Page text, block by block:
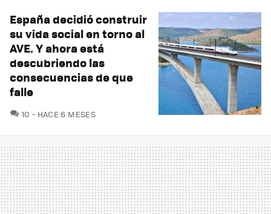
España decidió construir
su vida social en torno al
AVE. Y ahora está
descubriendo las
consecuencias de que
falle
10 COMENTARIOS
HACE 6 MESES